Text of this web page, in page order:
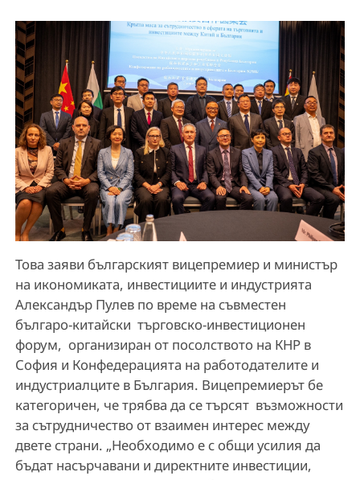
Това заяви българският вицепремиер и министър
на икономиката, инвестициите и индустрията
Александър Пулев по време на съвместен
българо-китайски търговско-инвестиционен
форум, организиран от посолството на КНР в
София и Конфедерацията на работодателите и
индустриалците в България. Вицепремиерът бе
категоричен, че трябва да се търсят възможности
за сътрудничество от взаимен интерес между
двете страни. „Необходимо е с общи усилия да
бъдат насърчавани и директните инвестиции,